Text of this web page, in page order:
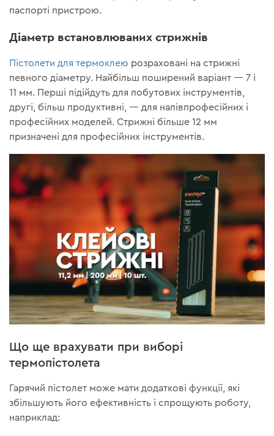
паспорті пристрою.
Діаметр встановлюваних стрижнів
Пістолети для термоклею розраховані на стрижні
певного діаметру. Найбільш поширений варіант — 7 і
11 мм. Перші підійдуть для побутових інструментів,
другі, більш продуктивні, — для напівпрофесійних і
професійних моделей. Стрижні більше 12 мм
призначені для професійних інструментів.
Що ще врахувати при виборі
термопістолета
Гарячий пістолет може мати додаткові функції, які
збільшують його ефективність і спрощують роботу,
наприклад: